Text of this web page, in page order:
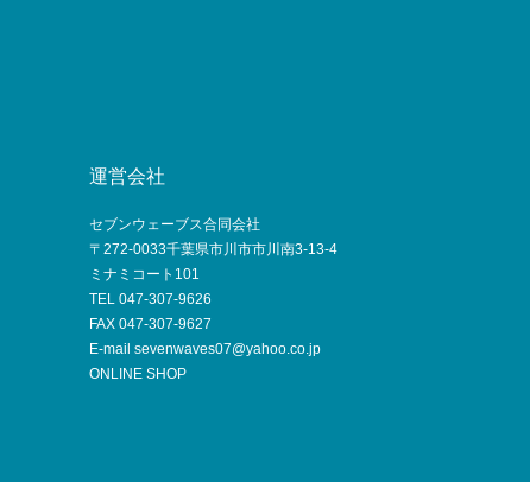
運営会社
セブンウェーブス合同会社
〒272-0033千葉県市川市市川南3-13-4
ミナミコート101
TEL 047-307-9626
FAX 047-307-9627
E-mail sevenwaves07@yahoo.co.jp
ONLINE SHOP